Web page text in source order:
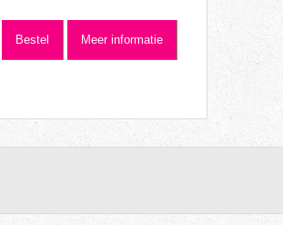
Bestel Meer informatie